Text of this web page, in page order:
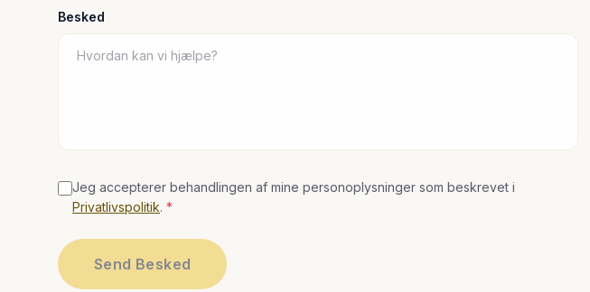
Besked
Jeg accepterer behandlingen af mine personoplysninger som beskrevet i
Privatlivspolitik. *
Send Besked